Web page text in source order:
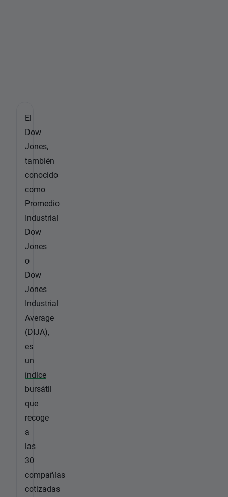
El
Dow
Jones,
también
conocido
como
Promedio
Industrial
Dow
Jones
o
Dow
Jones
Industrial
Average
(DIJA),
es
un
índice
bursátil
que
recoge
a
las
30
compañías
cotizadas